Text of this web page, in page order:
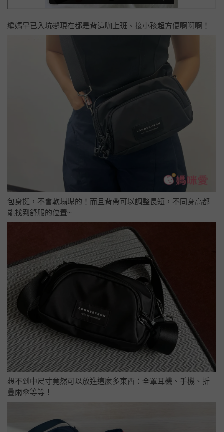
編媽早已入坑🤣現在都是背這咖上班、接小孩超方便啊啊啊！
包身挺，不會軟塌塌的！而且背帶可以調整長短，不同身高都
能找到舒服的位置~
想不到中尺寸竟然可以放進這麼多東西：全罩耳機、手機、折
疊雨傘等等！